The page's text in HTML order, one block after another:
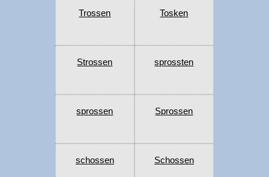
Trossen Tosken
Strossen sprossten
sprossen Sprossen
schossen Schossen